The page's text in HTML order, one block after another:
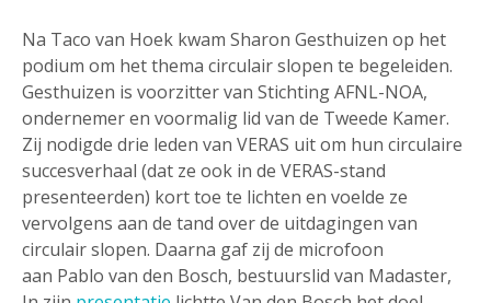
Na Taco van Hoek kwam Sharon Gesthuizen op het
podium om het thema circulair slopen te begeleiden.
Gesthuizen is voorzitter van Stichting AFNL-NOA,
ondernemer en voormalig lid van de Tweede Kamer.
Zij nodigde drie leden van VERAS uit om hun circulaire
succesverhaal (dat ze ook in de VERAS-stand
presenteerden) kort toe te lichten en voelde ze
vervolgens aan de tand over de uitdagingen van
circulair slopen. Daarna gaf zij de microfoon
aan Pablo van den Bosch, bestuurslid van Madaster,